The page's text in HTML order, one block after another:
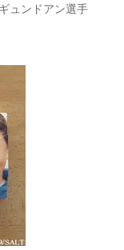
ュンドアン選手